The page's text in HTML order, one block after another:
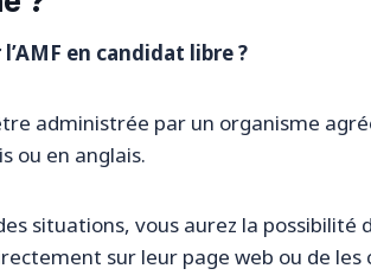
en candidat libre ?
administrée par un organisme
ou en anglais.
situations, vous aurez la possibilité
sur leur page web ou de